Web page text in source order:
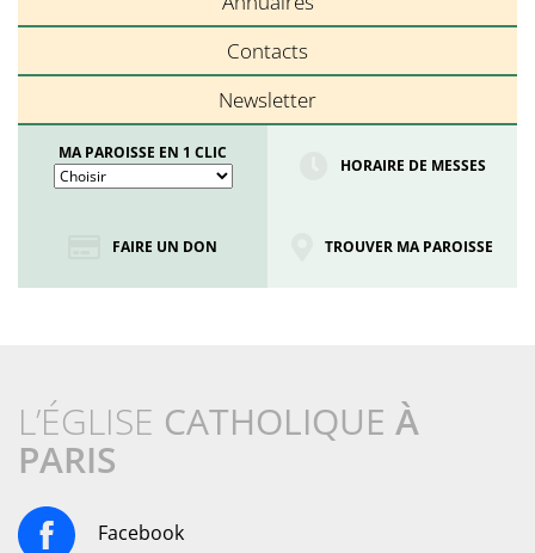
Contacts
Newsletter
MA PAROISSE EN 1 CLIC
HORAIRE DE MESSES
FAIRE UN DON TROUVER MA PAROISSE
L’ÉGLISE CATHOLIQUE À
PARIS
Facebook